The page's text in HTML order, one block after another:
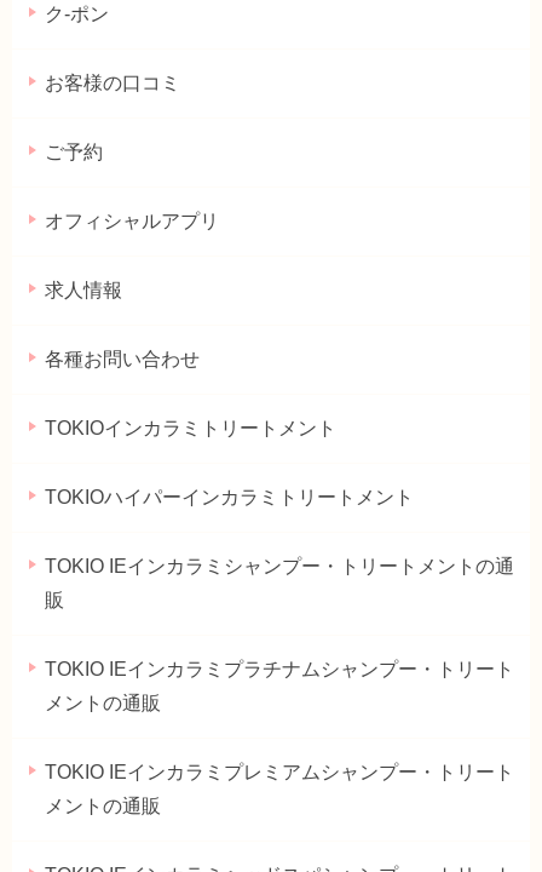
ク-ポン
お客様の口コミ
ご予約
オフィシャルアプリ
求人情報
各種お問い合わせ
TOKIOインカラミトリートメント
TOKIOハイパーインカラミトリートメント
TOKIO IEインカラミシャンプー・トリートメントの通
販
TOKIO IEインカラミプラチナムシャンプー・トリート
メントの通販
TOKIO IEインカラミプレミアムシャンプー・トリート
メントの通販